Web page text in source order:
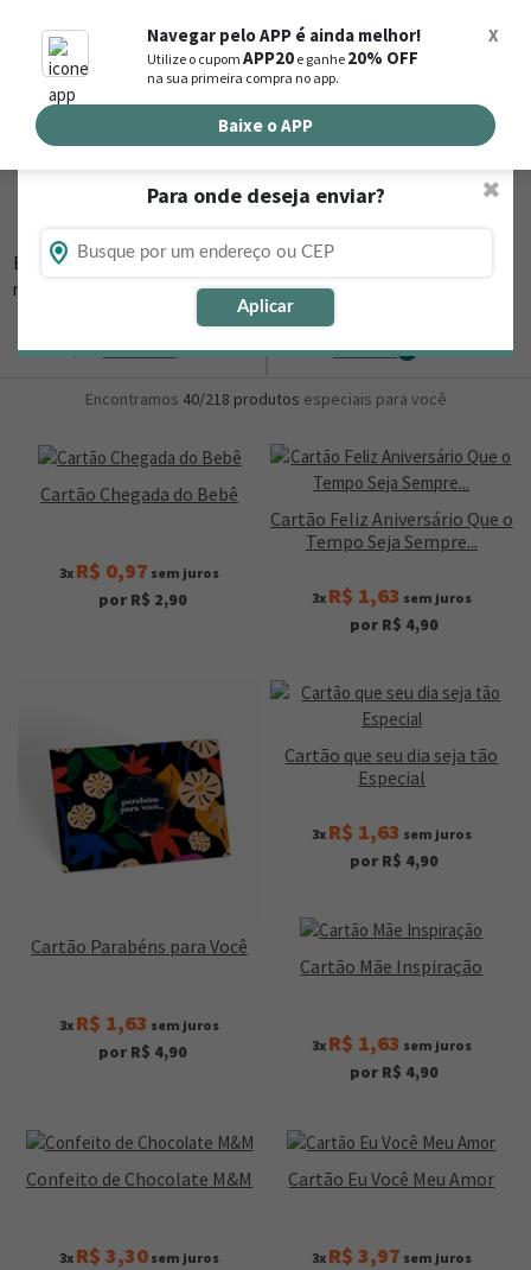
Navegar pelo APP é ainda melhor!
Utilize o cupomAPP20 e ganhe 20% OFF
na sua primeira compra no app.
X
Baixe o APP
Busca de produtos
Buscar por endereço de entrega
Para onde deseja enviar?
Aplicar
✖
Flores, Cestas e Presentes em Aruanã - GO
Está procurando loja de presente online em Aruanã - GO? Então,
navegue na Nova
Refinar 0
Ordernar
Encontramos 40/218 produtos especiais para você
Cartão Chegada do Bebê
3x R$ 0,97 sem juros
por R$ 2,90
Cartão Feliz Aniversário Que o
Tempo Seja Sempre...
3x R$ 1,63 sem juros
por R$ 4,90
Cartão Parabéns para Você
3x R$ 1,63 sem juros
por R$ 4,90
Cartão que seu dia seja tão
Especial
3x R$ 1,63 sem juros
por R$ 4,90
Cartão Mãe Inspiração
3x R$ 1,63 sem juros
por R$ 4,90
Confeito de Chocolate M&M
3x R$ 3,30 sem juros
Cartão Eu Você Meu Amor
3x R$ 3,97 sem juros